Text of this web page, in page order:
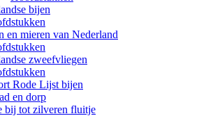
bijen
en mieren van Nederland
zweefvliegen
Rode Lijst bijen
en dorp
bij tot zilveren fluitje